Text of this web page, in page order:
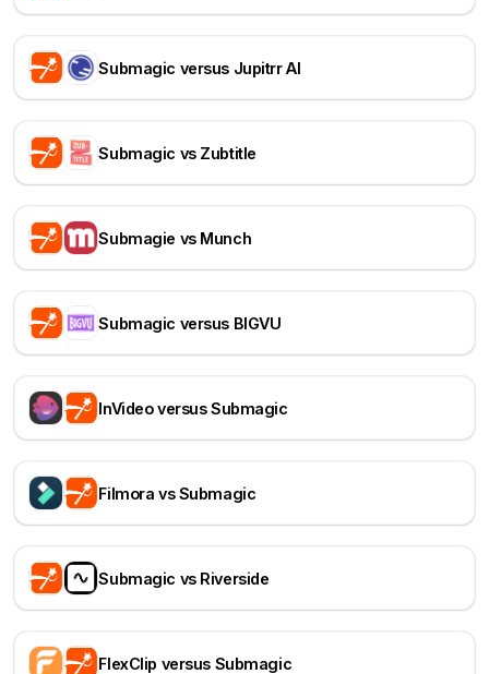
Submagic versus Jupitrr AI
Submagic vs Zubtitle
Submagie vs Munch
Submagic versus BIGVU
InVideo versus Submagic
Filmora vs Submagic
Submagic vs Riverside
FlexClip versus Submagic